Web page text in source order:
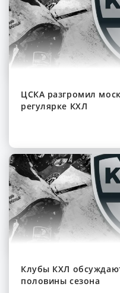
ЦСКА разгромил
регулярке КХЛ
Клубы КХЛ
половины сезона